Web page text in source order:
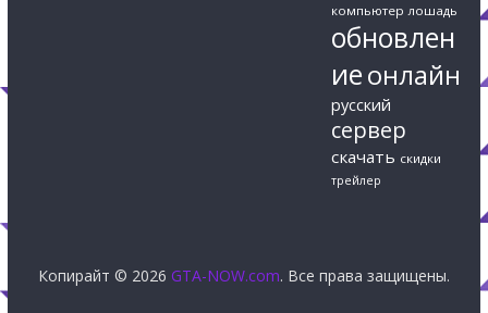
компьютер лошадь
обновлен
иеонлайн
русский
сервер
скачать скидки
трейлер
Копирайт © 2026 GTA-NOW.com. Все права защищены.